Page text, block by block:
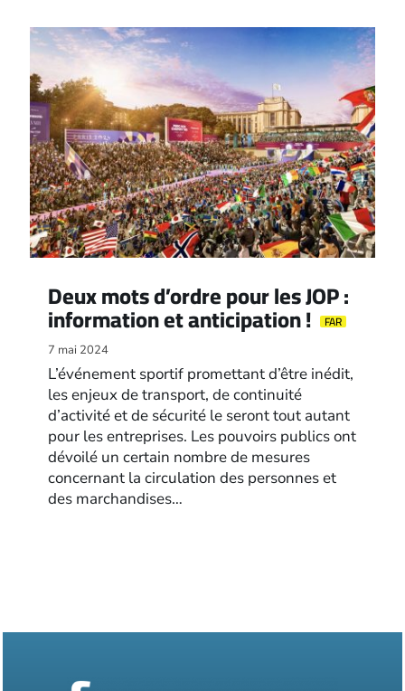
Deux mots d’ordre pour les JOP :
information et anticipation ! FAR
7 mai 2024
L’événement sportif promettant d’être inédit,
les enjeux de transport, de continuité
d’activité et de sécurité le seront tout autant
pour les entreprises. Les pouvoirs publics ont
dévoilé un certain nombre de mesures
concernant la circulation des personnes et
des marchandises…